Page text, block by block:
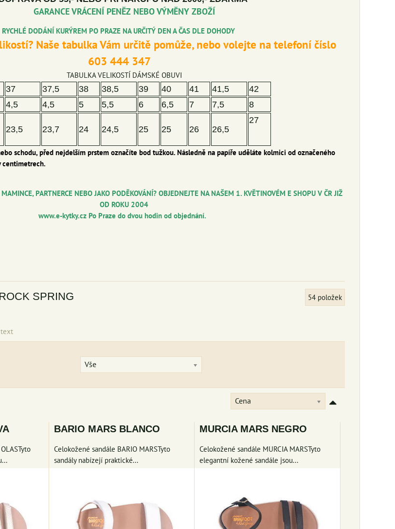
GARANCE VRÁCENÍ PENĚZ NEBO VÝMĚNY ZBOŽÍ
RYCHLÉ DODÁNÍ KURÝREM PO PRAZE NA URČITÝ DEN A ČAS DLE DOHODY
Naše tabulka Vám určitě pomůže, nebo volejte na telefoní číslo
603 444 347
TABULKA VELIKOSTÍ DÁMSKÉ OBUVI
37 37,5 38 38,5 39 40 41 41,5
42
4,5 4,5 5 5,5 6 6,5 7 7,5
8
23,5
23,7 24 24,5 25 25 26 26,5
27
schodu, před nejdelším prstem označíte bod tužkou. Následně na papíře uděláte kolmici od označeného
centimetrech.
PARTNERCE NEBO JAKO PODĚKOVÁNÍ? OBJEDNEJTE NA NAŠEM 1. KVĚTINOVÉM E SHOPU V ČR JIŽ
OD ROKU 2004
www.e-kytky.cz Po Praze do dvou hodin od objednání.
SPRING 54 položek
Vše
Cena
BARIO MARS BLANCO
Celokožené sandále BARIO MARSTyto
sandály nabízejí praktické...
MURCIA MARS NEGRO
Celokožené sandále MURCIA MARSTyto
elegantní kožené sandále jsou...